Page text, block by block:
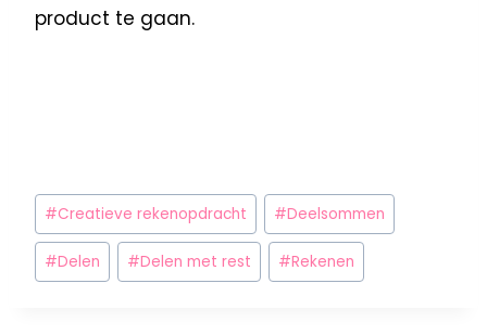
product te gaan.
#Creatieve rekenopdracht #Deelsommen
#Delen #Delen met rest #Rekenen